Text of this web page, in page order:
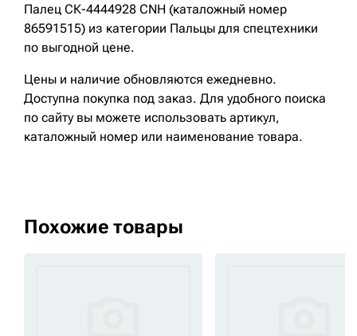
Палец СК-4444928 CNH (каталожный номер
86591515) из категории Пальцы для спецтехники
по выгодной цене.
Цены и наличие обновляются ежедневно.
Доступна покупка под заказ. Для удобного поиска
по сайту вы можете использовать артикул,
каталожный номер или наименование товара.
Похожие товары